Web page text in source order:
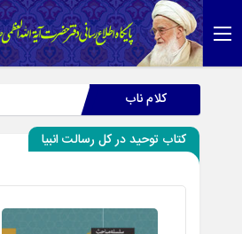
کلام ناب
کتاب توحید در كل رسالت انبیا